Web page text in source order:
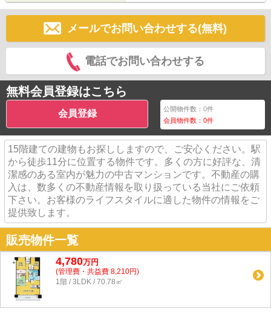
メールでお問い合わせする(無料)
電話でお問い合わせする
無料会員登録はこちら
会員登録 公開物件数：0件
会員物件数：0件
15階建ての建物もお探ししますので、ご安心ください。駅
から徒歩11分に位置する物件です。多くの方に好評な、清
潔感のある室内が魅力の中古マンションです。不動産の購
入は、数多くの不動産情報を取り扱っている当社にご依頼
下さい。お客様のライフスタイルに適した物件の情報をご
提供致します。
販売物件一覧
4,780万円
(管理費・共益費 8,210円)
1階 / 3LDK / 70.78㎡